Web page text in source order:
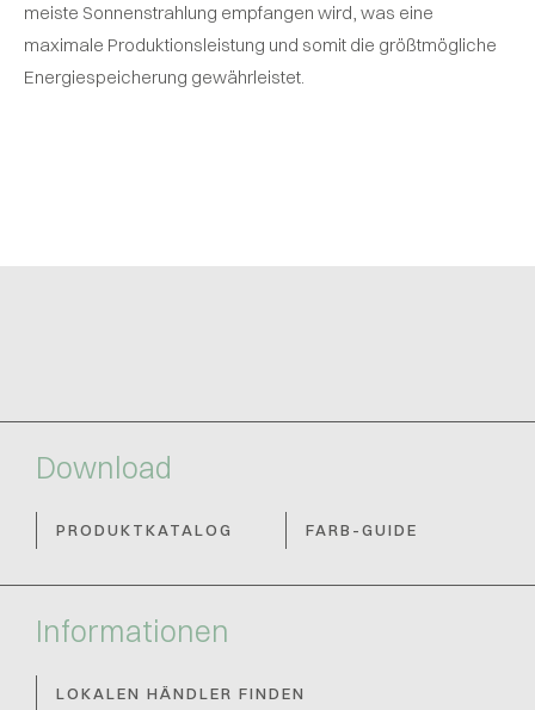
meiste Sonnenstrahlung empfangen wird, was eine
maximale Produktionsleistung und somit die größtmögliche
Energiespeicherung gewährleistet.
Download
PRODUKTKATALOG FARB-GUIDE
Informationen
LOKALEN HÄNDLER FINDEN